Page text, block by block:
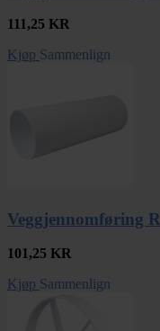
111,25 KR
Kjøp Sammenlign
Veggjennomføring
101,25 KR
Kjøp Sammenlign